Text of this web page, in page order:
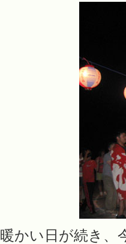
暖かい日が続き、